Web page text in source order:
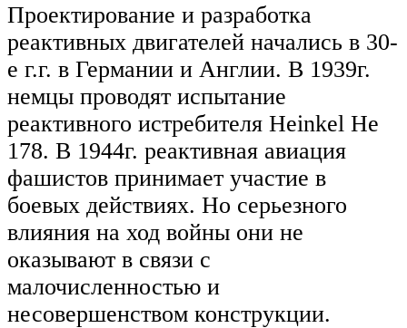
Проектирование и разработка
реактивных двигателей начались в 30-
е г.г. в Германии и Англии. В 1939г.
немцы проводят испытание
реактивного истребителя Heinkel He
178. В 1944г. реактивная авиация
фашистов принимает участие в
боевых действиях. Но серьезного
влияния на ход войны они не
оказывают в связи с
малочисленностью и
несовершенством конструкции.